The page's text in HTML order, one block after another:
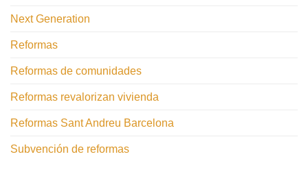
Next Generation
Reformas
Reformas de comunidades
Reformas revalorizan vivienda
Reformas Sant Andreu Barcelona
Subvención de reformas